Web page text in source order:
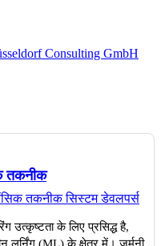
तकनीक
उत्कृष्टता के लिए प्रसिद्ध है,
लर्निंग (ML) के क्षेत्र में। जर्मनी